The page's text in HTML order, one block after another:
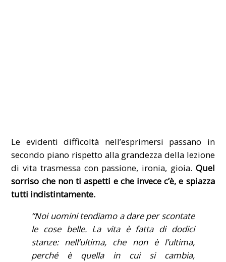
Le evidenti difficoltà nell’esprimersi passano in
secondo piano rispetto alla grandezza della lezione
di vita trasmessa con passione, ironia, gioia. Quel
sorriso che non ti aspetti e che invece c’è, e spiazza
tutti indistintamente.
“Noi uomini tendiamo a dare per scontate
le cose belle. La vita è fatta di dodici
stanze: nell’ultima, che non è l’ultima,
perché è quella in cui si cambia,